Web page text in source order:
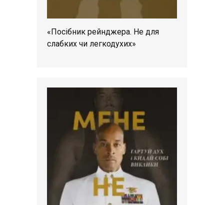
«Посібник рейнджера. Не для
слабких чи легкодухих»